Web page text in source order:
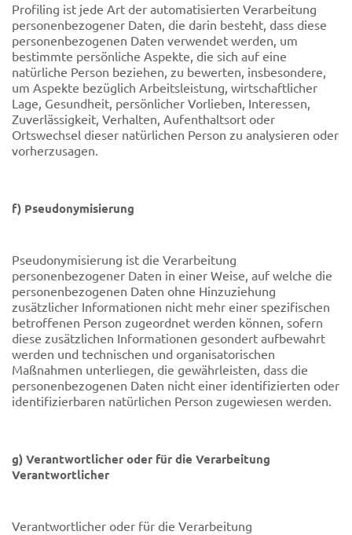
Profiling ist jede Art der automatisierten Verarbeitung
personenbezogener Daten, die darin besteht, dass diese
personenbezogenen Daten verwendet werden, um
bestimmte persönliche Aspekte, die sich auf eine
natürliche Person beziehen, zu bewerten, insbesondere,
um Aspekte bezüglich Arbeitsleistung, wirtschaftlicher
Lage, Gesundheit, persönlicher Vorlieben, Interessen,
Zuverlässigkeit, Verhalten, Aufenthaltsort oder
Ortswechsel dieser natürlichen Person zu analysieren oder
vorherzusagen.
f) Pseudonymisierung
Pseudonymisierung ist die Verarbeitung
personenbezogener Daten in einer Weise, auf welche die
personenbezogenen Daten ohne Hinzuziehung
zusätzlicher Informationen nicht mehr einer spezifischen
betroffenen Person zugeordnet werden können, sofern
diese zusätzlichen Informationen gesondert aufbewahrt
werden und technischen und organisatorischen
Maßnahmen unterliegen, die gewährleisten, dass die
personenbezogenen Daten nicht einer identifizierten oder
identifizierbaren natürlichen Person zugewiesen werden.
g) Verantwortlicher oder für die Verarbeitung
Verantwortlicher
Verantwortlicher oder für die Verarbeitung